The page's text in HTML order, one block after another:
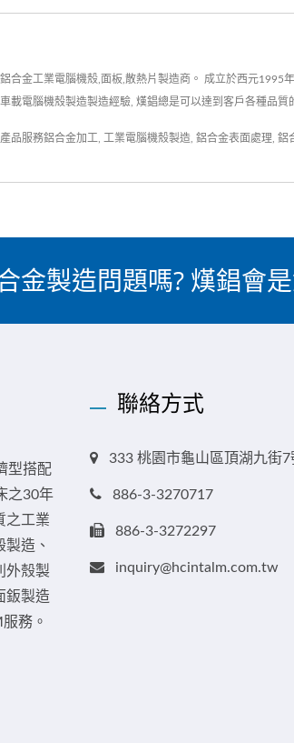
合金工業電腦機殼,面板,散熱片製造商。 成立於西元
載電腦機殼製造製造經驗, 熯錩總是可以達到客戶各種品質
品服務鋁合金加工 工業電腦機殼製造 鋁合金表面處理 鋁
金製造問題嗎? 熯錩會
型搭配
之30年
之工業
造、
外殼製
鈑製造
務。
聯絡方式
333 桃園市龜山區頂湖九街7
886-3-3270717
886-3-3272297
inquiry@hcintalm.com.tw